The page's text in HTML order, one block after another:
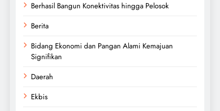
Berhasil Bangun Konektivitas hingga Pelosok
Berita
Bidang Ekonomi dan Pangan Alami Kemajuan
Signifikan
Daerah
Ekbis